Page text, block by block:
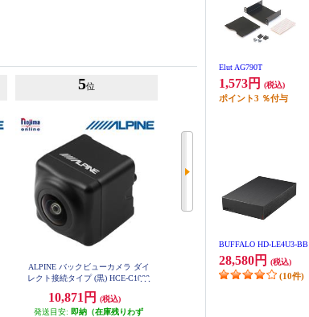
Elut AG790T
1,573円 (税込)
ポイント3 ％付与
BUFFALO HD-LE4U3-BB
28,580円 (税込)
(10件)
5位
ALPINE バックビューカメラ ダイ
レクト接続タイプ (黒) HCE-C1000
10,871円
(税込)
発送目安: 即納（在庫残りわず
6位
Panasonic HD画質HDR対応バック
カメラ CY-RC500HD